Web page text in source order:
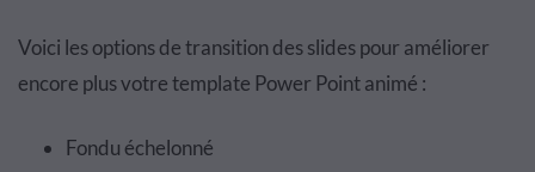
Voici les options de transition des slides pour améliorer
encore plus votre template Power Point animé :
Fondu échelonné